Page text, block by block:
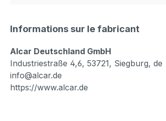
Informations sur le fabricant
Alcar Deutschland GmbH
Industriestraße 4,6, 53721, Siegburg, de
info@alcar.de
https://www.alcar.de